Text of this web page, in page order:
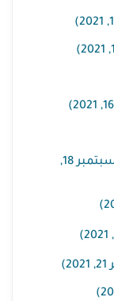
Ethics and Community Health 2022 (سبتمبر 18,